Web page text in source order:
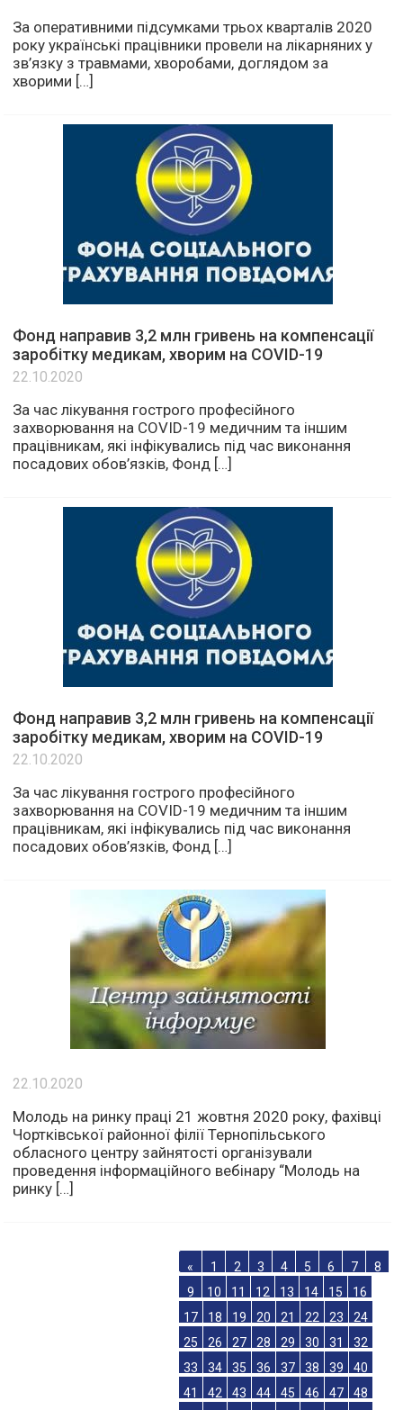
За оперативними підсумками трьох кварталів 2020
року українські працівники провели на лікарняних у
зв’язку з травмами, хворобами, доглядом за
хворими […]
Фонд направив 3,2 млн гривень на компенсації
заробітку медикам, хворим на COVID-19
22.10.2020
За час лікування гострого професійного
захворювання на COVID-19 медичним та іншим
працівникам, які інфікувались під час виконання
посадових обов’язків, Фонд […]
Фонд направив 3,2 млн гривень на компенсації
заробітку медикам, хворим на COVID-19
22.10.2020
За час лікування гострого професійного
захворювання на COVID-19 медичним та іншим
працівникам, які інфікувались під час виконання
посадових обов’язків, Фонд […]
22.10.2020
Молодь на ринку праці 21 жовтня 2020 року, фахівці
Чортківської районної філії Тернопільського
обласного центру зайнятості організували
проведення інформаційного вебінару “Молодь на
ринку […]
« 1 2 3 4 5 6 7
8
9
10 11 12 13 14 15
16
17
18 19 20 21 22 23
24
25
26 27 28 29 30 31
32
33
34 35 36 37 38 39
40
41
42 43 44 45 46 47
48